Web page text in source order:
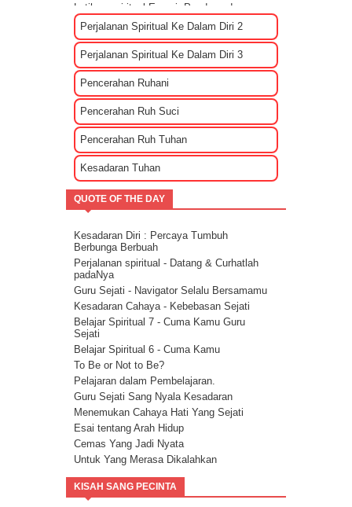
Latihan spiritual Energi: Panduan dan
Sharing rileksasi energi
Bagaimana Cara Mengenali EGO?
Tips Membuat Rencana Hidup Selagi
Masih Muda
Penyebab Terjadinya Masalah Dalam
Kehidupan Part 2
Penyebab Terjadinya Masalah Dalam
Kehidupan Part 1
Kekuatan Hati Kunci Langgengnya Suatu
Hubungan
Mencari Cinta Sejati Untuk Masa Depan
Mencari Arti Cinta Sejati Dalam Sebuah
Hubungan
Cara Menenangkan Pikiran Saat Galau
Menghapuskan Energi Negatif
Cara Mengatasi Depresi Menggunakan
Energi
Energi Kasih Sayang - Tehnik Double Pink
Perjalanan Spiritual Ke Dalam Diri 2
Perjalanan Spiritual Ke Dalam Diri 3
Pencerahan Ruhani
Pencerahan Ruh Suci
Pencerahan Ruh Tuhan
Kesadaran Tuhan
QUOTE OF THE DAY
Kesadaran Diri : Percaya Tumbuh
Berbunga Berbuah
Perjalanan spiritual - Datang & Curhatlah
padaNya
Guru Sejati - Navigator Selalu Bersamamu
Kesadaran Cahaya - Kebebasan Sejati
Belajar Spiritual 7 - Cuma Kamu Guru
Sejati
Belajar Spiritual 6 - Cuma Kamu
To Be or Not to Be?
Pelajaran dalam Pembelajaran.
Guru Sejati Sang Nyala Kesadaran
Menemukan Cahaya Hati Yang Sejati
Esai tentang Arah Hidup
Cemas Yang Jadi Nyata
Untuk Yang Merasa Dikalahkan
Corona dan Congorna
Kita semua adalah saluran berkat
KISAH SANG PECINTA